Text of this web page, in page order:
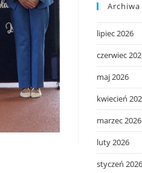
Archiwa
lipiec 2026
czerwiec
maj 2026
kwiecień
marzec 2026
luty 2026
styczeń 2026